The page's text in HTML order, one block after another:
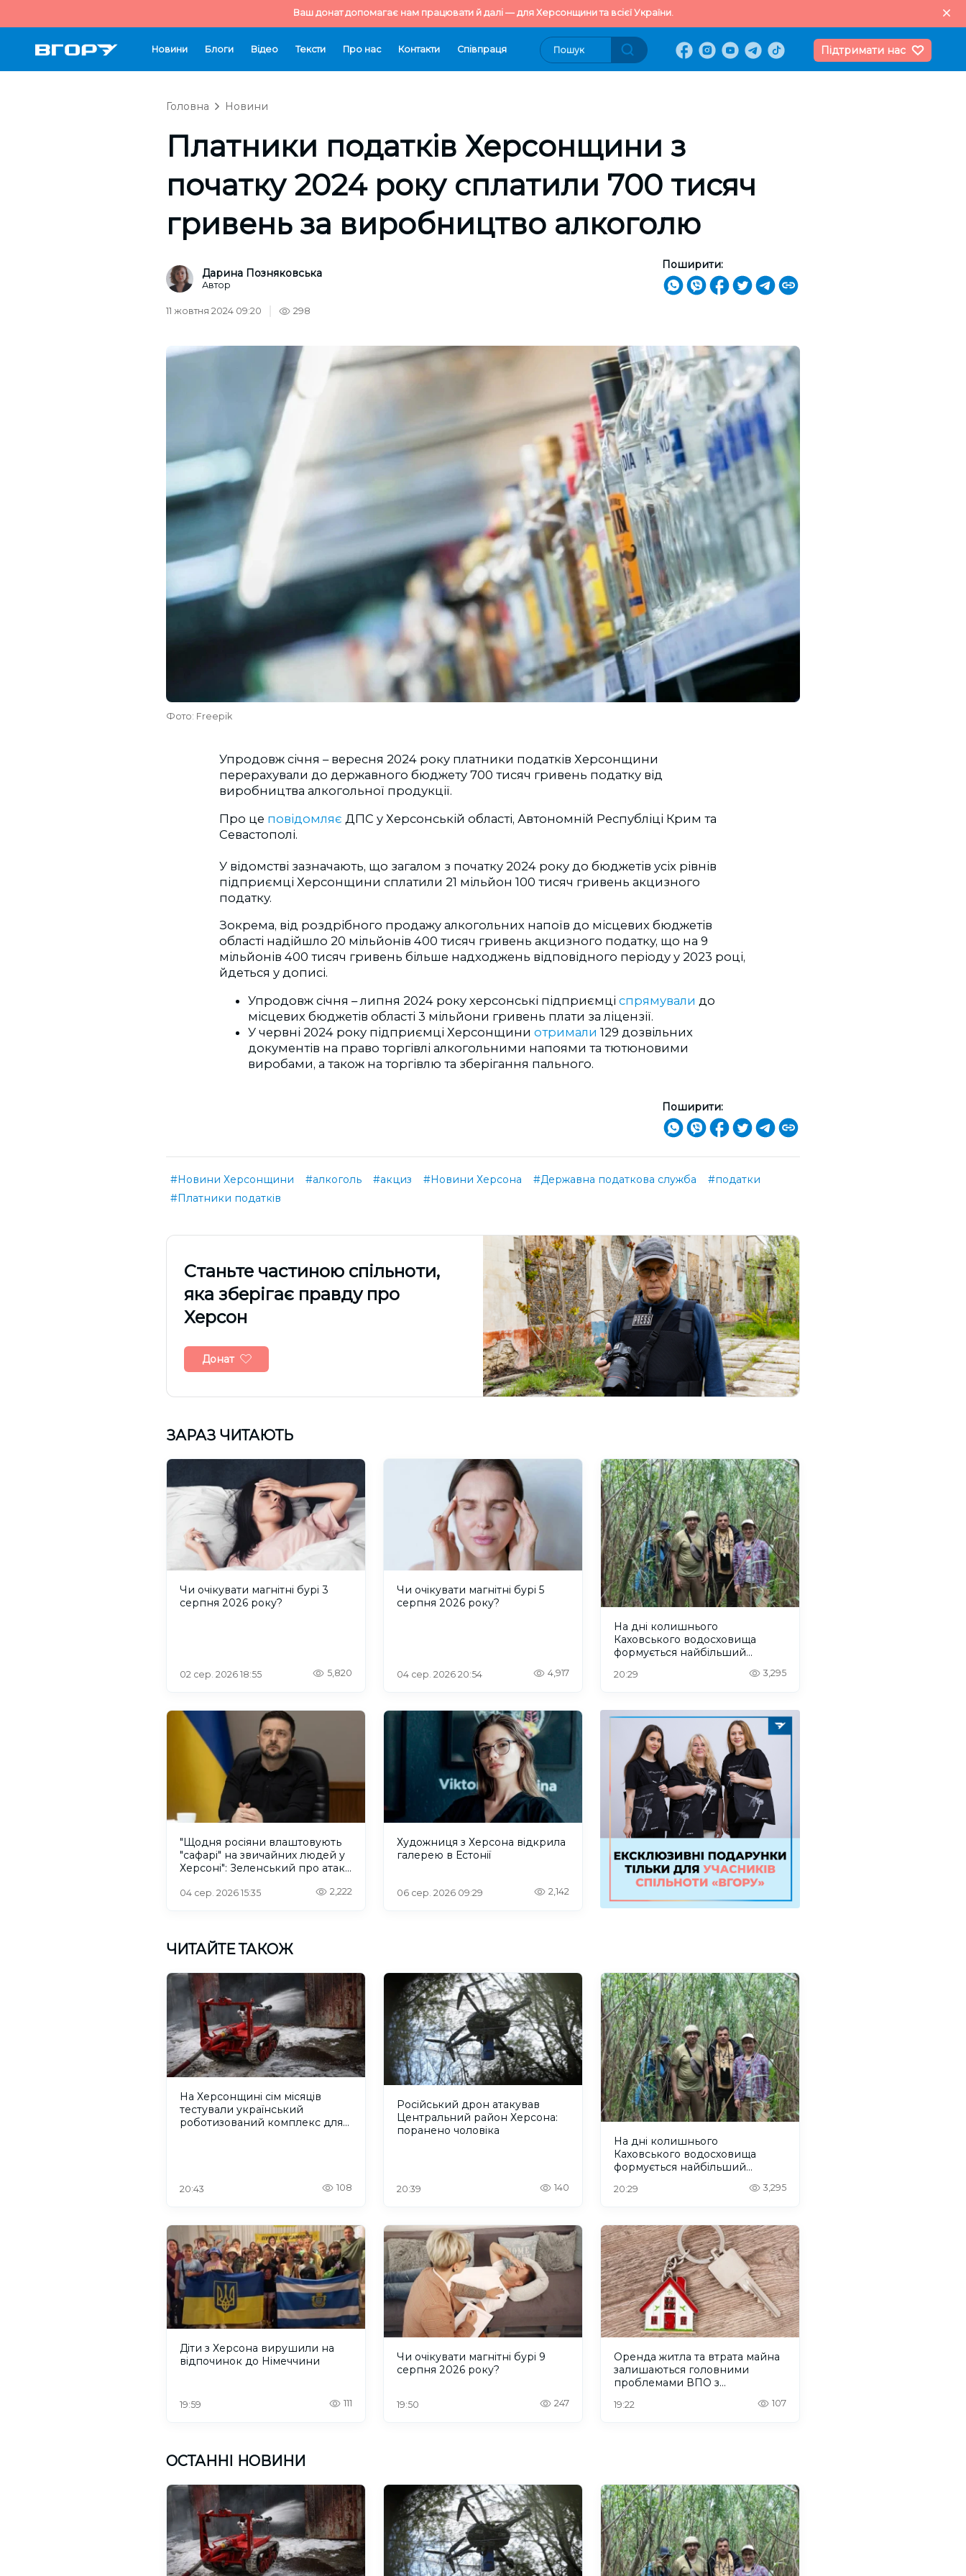
Ваш донат допомагає нам працювати й далі — для Херсонщини та всієї України.
Новини Блоги Відео Тексти Про нас Контакти Cпівпраця Підтримати нас
Головна Новини
Платники податків Херсонщини з
початку 2024 року сплатили 700 тисяч
гривень за виробництво алкоголю
Дарина Позняковська
Автор
Поширити:
11 жовтня 2024 09:20 298
Фото: Freepik
Упродовж січня –вересня 2024 року платники податків Херсонщини
перерахували до державного бюджету 700 тисяч гривень податку від
виробництва алкогольної продукції.
Про це повідомляє ДПС у Херсонській області, Автономній Республіці Крим та
Севастополі.
У відомстві зазначають, що загалом з початку 2024 року до бюджетів усіх рівнів
підприємці Херсонщини сплатили 21 мільйон 100 тисяч гривень акцизного
податку.
Зокрема, від роздрібного продажу алкогольних напоїв до місцевих бюджетів
області надійшло 20 мільйонів 400 тисяч гривень акцизного податку, що на 9
мільйонів 400 тисяч гривень більше надходжень відповідного періоду у 2023 році,
йдеться у дописі.
Упродовж січня – липня 2024 року херсонські підприємці спрямували до
місцевих бюджетів області 3 мільйони гривень плати за ліцензії.
У червні 2024 року підприємці Херсонщини отримали 129 дозвільних
документів на право торгівлі алкогольними напоями та тютюновими
виробами, а також на торгівлю та зберігання пального.
Поширити:
#Новини Херсонщини #алкоголь #акциз #Новини Херсона #Державна податкова служба
#податки
#Платники податків
Cтаньте частиною спільноти,
яка зберігає правду про
Херсон
Донат
ЗАРАЗ ЧИТАЮТЬ
Чи очікувати магнітні бурі 3
серпня 2026 року?
02 сер. 2026 18:55 5,820
Чи очікувати магнітні бурі 5
серпня 2026 року?
04 сер. 2026 20:54 4,917
На дні колишнього
Каховського водосховища
формується найбільший
20:29 3,295
"Щодня росіяни влаштовують
"сафарі" на звичайних людей у
Херсоні": Зеленський про атаку
04 сер. 2026 15:35 2,222
Художниця з Херсона відкрила
галерею в Естонії
06 сер. 2026 09:29 2,142
ЧИТАЙТЕ ТАКОЖ
На Херсонщині сім місяців
тестували український
роботизований комплекс для
20:43 108
Російський дрон атакував
Центральний район Херсона:
поранено чоловіка
20:39 140
На дні колишнього
Каховського водосховища
формується найбільший
20:29 3,295
Діти з Херсона вирушили на
відпочинок до Німеччини
19:59 111
Чи очікувати магнітні бурі 9
серпня 2026 року?
19:50 247
Оренда житла та втрата майна
залишаються головними
проблемами ВПО з
19:22 107
ОСТАННІ НОВИНИ